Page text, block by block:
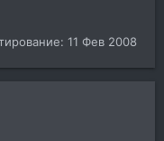
11 Фев 2008